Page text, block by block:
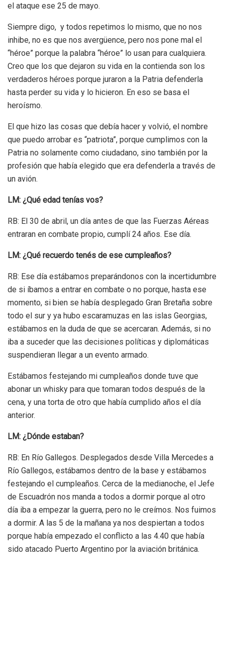
el ataque ese 25 de mayo.
Siempre digo, y todos repetimos lo mismo, que no nos
inhibe, no es que nos avergüence, pero nos pone mal el
“héroe” porque la palabra “héroe” lo usan para cualquiera.
Creo que los que dejaron su vida en la contienda son los
verdaderos héroes porque juraron a la Patria defenderla
hasta perder su vida y lo hicieron. En eso se basa el
heroísmo.
El que hizo las cosas que debía hacer y volvió, el nombre
que puedo arrobar es “patriota”, porque cumplimos con la
Patria no solamente como ciudadano, sino también por la
profesión que había elegido que era defenderla a través de
un avión.
LM: ¿Qué edad tenías vos?
RB: El 30 de abril, un día antes de que las Fuerzas Aéreas
entraran en combate propio, cumplí 24 años. Ese día.
LM: ¿Qué recuerdo tenés de ese cumpleaños?
RB: Ese día estábamos preparándonos con la incertidumbre
de si íbamos a entrar en combate o no porque, hasta ese
momento, si bien se había desplegado Gran Bretaña sobre
todo el sur y ya hubo escaramuzas en las islas Georgias,
estábamos en la duda de que se acercaran. Además, si no
iba a suceder que las decisiones políticas y diplomáticas
suspendieran llegar a un evento armado.
Estábamos festejando mi cumpleaños donde tuve que
abonar un whisky para que tomaran todos después de la
cena, y una torta de otro que había cumplido años el día
anterior.
LM: ¿Dónde estaban?
RB: En Río Gallegos. Desplegados desde Villa Mercedes a
Río Gallegos, estábamos dentro de la base y estábamos
festejando el cumpleaños. Cerca de la medianoche, el Jefe
de Escuadrón nos manda a todos a dormir porque al otro
día iba a empezar la guerra, pero no le creímos. Nos fuimos
a dormir. A las 5 de la mañana ya nos despiertan a todos
porque había empezado el conflicto a las 4.40 que había
sido atacado Puerto Argentino por la aviación británica.